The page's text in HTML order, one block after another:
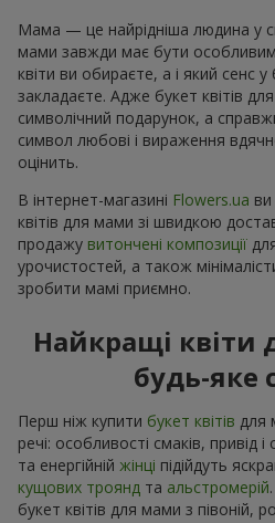
Мама — це найрідніша людина у
мами завжди має бути
квіти ви обираєте, а і який сенс
закладаєте. Адже букет квітів
символічний подарунок, а
символ любові і вираження
оцінить.
В інтернет-магазині Flowers.ua
квітів для мами зі швидкою
продажу витончені композиції
урочистостей, а також
зробити мамі приємно.
Найкращі
будь-яке
Перш ніж купити букет квітів для
речі: особливості смаків, привід і
та енергійній жінці підійдуть
кущових троянд та альстромерій
букет квітів для мами з півоній,